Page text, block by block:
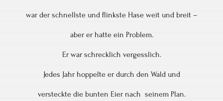
war der schnellste und flinkste Hase weit und breit –
aber er hatte ein Problem.
Er war schrecklich vergesslich.
Jedes Jahr hoppelte er durch den Wald und
versteckte die bunten Eier nach seinem Plan.